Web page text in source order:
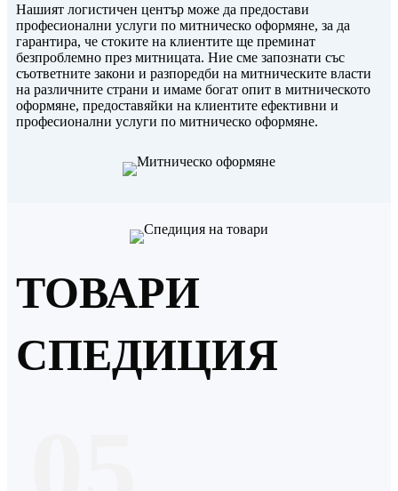
Нашият логистичен център може да предостави
професионални услуги по митническо оформяне, за да
гарантира, че стоките на клиентите ще преминат
безпроблемно през митницата. Ние сме запознати със
съответните закони и разпоредби на митническите власти
на различните страни и имаме богат опит в митническото
оформяне, предоставяйки на клиентите ефективни и
професионални услуги по митническо оформяне.
ТОВАРИ
СПЕДИЦИЯ